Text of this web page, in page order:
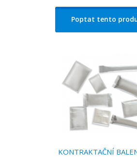
Poptat tento
KONTRAKTAČNÍ